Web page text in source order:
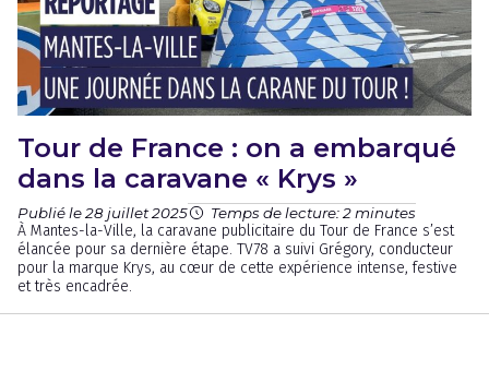
Tour de France : on a embarqué
dans la caravane « Krys »
Publié le 28 juillet 2025 Temps de lecture: 2 minutes
À Mantes-la-Ville, la caravane publicitaire du Tour de France s’est
élancée pour sa dernière étape. TV78 a suivi Grégory, conducteur
pour la marque Krys, au cœur de cette expérience intense, festive
et très encadrée.